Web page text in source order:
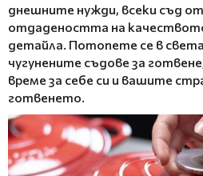
днешните нужди, всеки съд
отдадеността на
детайла. Потопете се в
чугунените съдове за
време за себе си и вашите
готвенето.